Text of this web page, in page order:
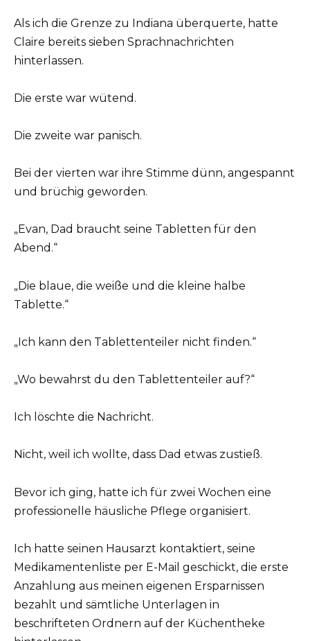
Als ich die Grenze zu Indiana überquerte, hatte
Claire bereits sieben Sprachnachrichten
hinterlassen.
Die erste war wütend.
Die zweite war panisch.
Bei der vierten war ihre Stimme dünn, angespannt
und brüchig geworden.
„Evan, Dad braucht seine Tabletten für den
Abend.“
„Die blaue, die weiße und die kleine halbe
Tablette.“
„Ich kann den Tablettenteiler nicht finden.“
„Wo bewahrst du den Tablettenteiler auf?“
Ich löschte die Nachricht.
Nicht, weil ich wollte, dass Dad etwas zustieß.
Bevor ich ging, hatte ich für zwei Wochen eine
professionelle häusliche Pflege organisiert.
Ich hatte seinen Hausarzt kontaktiert, seine
Medikamentenliste per E-Mail geschickt, die erste
Anzahlung aus meinen eigenen Ersparnissen
bezahlt und sämtliche Unterlagen in
beschrifteten Ordnern auf der Küchentheke